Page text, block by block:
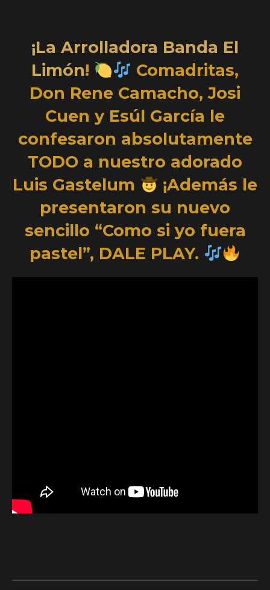
¡La Arrolladora Banda El
Limón!
Comadritas,
Don Rene Camacho, Josi
Cuen y Esúl García le
confesaron absolutamente
TODO a nuestro adorado
Luis Gastelum
¡Además le
presentaron su nuevo
sencillo “Como si yo fuera
pastel”, DALE PLAY.